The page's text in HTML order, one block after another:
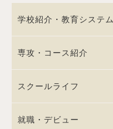
学校紹介・教育システム
専攻・コース紹介
スクールライフ
就職・デビュー